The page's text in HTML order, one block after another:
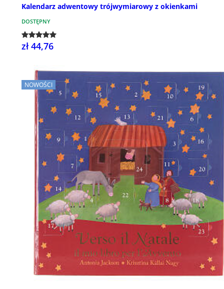
Kalendarz adwentowy trójwymiarowy z okienkami
DOSTĘPNY
zł 44,76
NOWOŚCI